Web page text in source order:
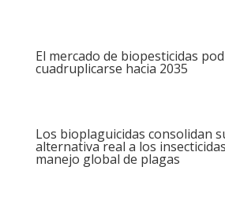
El mercado de biopesticidas
cuadruplicarse hacia 2035
Los bioplaguicidas consolidan
alternativa real a los
manejo global de plagas